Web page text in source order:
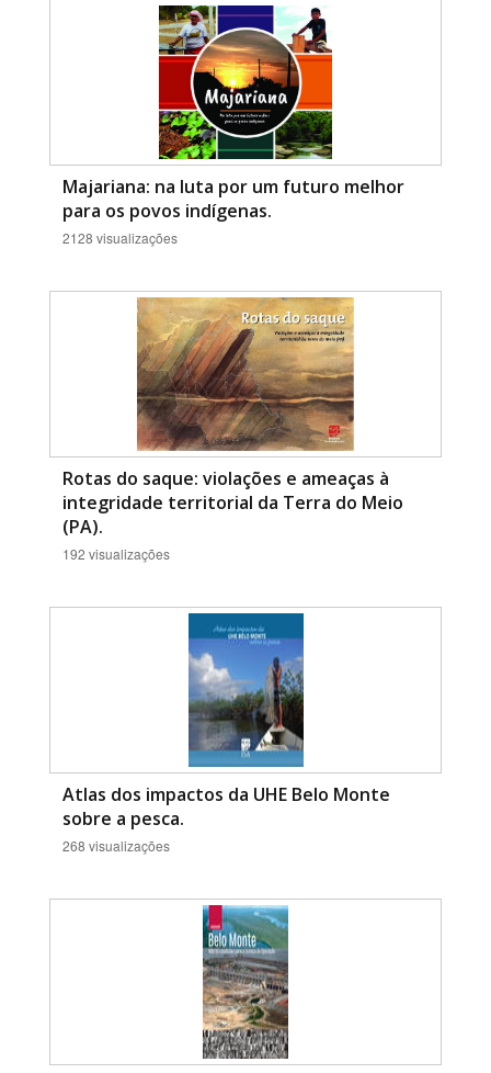
Majariana: na luta por um futuro melhor
para os povos indígenas.
2128 visualizações
Rotas do saque: violações e ameaças à
integridade territorial da Terra do Meio
(PA).
192 visualizações
Atlas dos impactos da UHE Belo Monte
sobre a pesca.
268 visualizações